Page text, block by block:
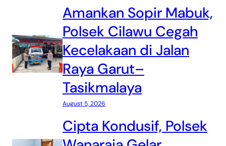
Amankan Sopir Mabuk,
Polsek Cilawu Cegah
Kecelakaan di Jalan
Raya Garut–
Tasikmalaya
August 5, 2026
Cipta Kondusif, Polsek